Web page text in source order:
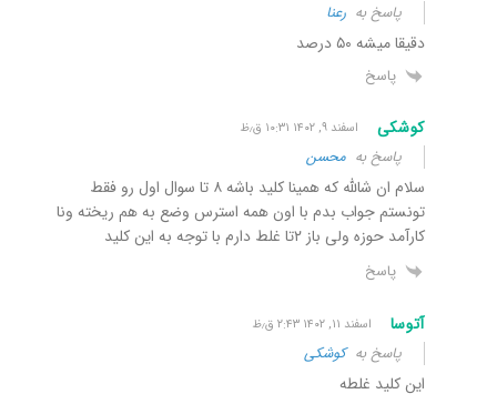
پاسخ به رعنا
دقیقا میشه ۵۰ درصد
پاسخ
کوشکی اسفند ۹, ۱۴۰۲ ۱۰:۳۱ ق٫ظ
پاسخ به محسن
سلام ان شالله که همینا کلید باشه ۸ تا سوال اول رو فقط
تونستم جواب بدم با اون همه استرس وضع به هم ریخته ونا
کارآمد حوزه ولی باز ۲تا غلط دارم با توجه به این کلید
پاسخ
آتوسا اسفند ۱۱, ۱۴۰۲ ۲:۴۳ ق٫ظ
پاسخ بهکوشکی
این کلید غلطه